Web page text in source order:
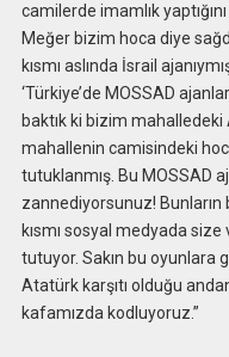
camilerde imamlık
Meğer bizim hoca diye
kısmı aslında İsrail
‘Türkiye’de MOSSAD
baktık ki bizim mahalledeki
mahallenin camisindeki
tutuklanmış. Bu MOSSAD
zannediyorsunuz! Bunların
kısmı sosyal medyada
tutuyor. Sakın bu oyunlara
Atatürk karşıtı olduğu
kafamızda kodluyoruz.”